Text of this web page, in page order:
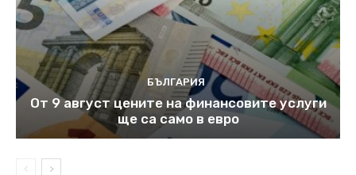
БЪЛГАРИЯ
От 9 август цените на финансовите услуги
ще са само в евро